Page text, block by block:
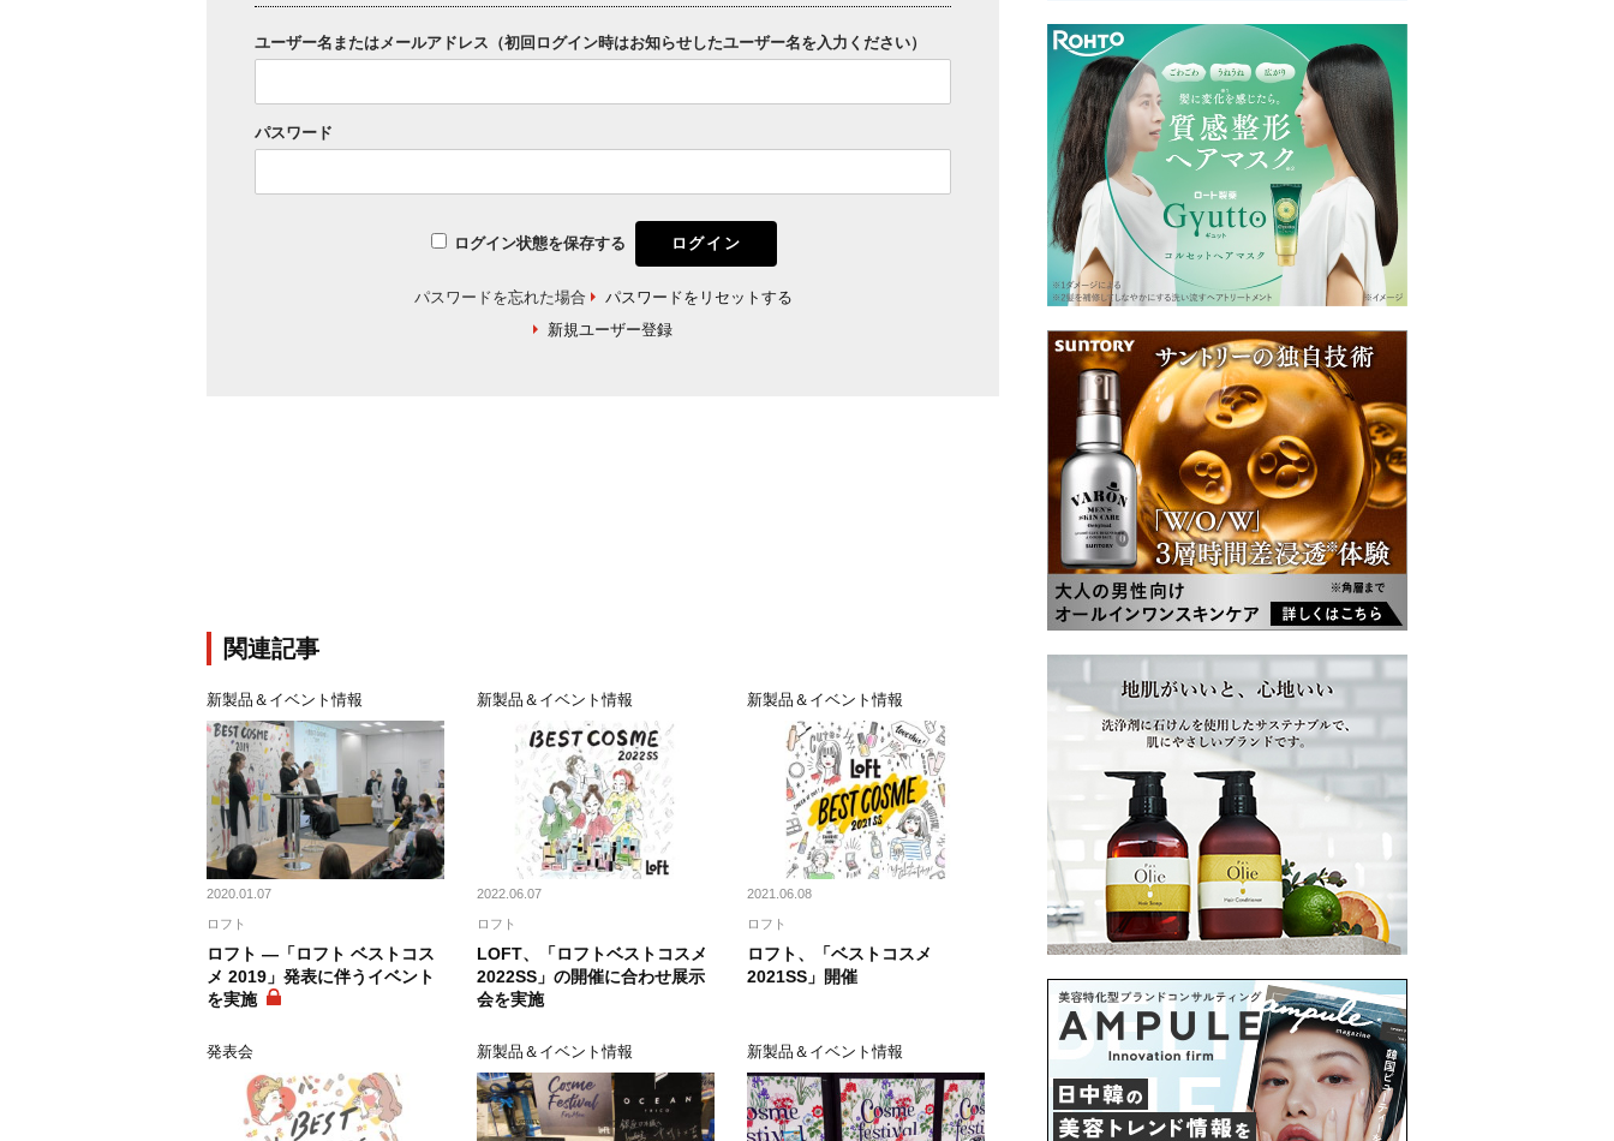
ユーザー名またはメールアドレス（初回ログイン時はお知らせしたユーザー名を入力ください）
パスワード
ログイン状態を保存する
パスワードを忘れた場合
パスワードをリセットする
新規ユーザー登録
関連記事
新製品＆イベント情報
2020.01.07
ロフト
ロフト ―「ロフト ベストコス
メ 2019」発表に伴うイベント
を実施
新製品＆イベント情報
2022.06.07
ロフト
LOFT、「ロフトベストコスメ
2022SS」の開催に合わせ展示
会を実施
新製品＆イベント情報
2021.06.08
ロフト
ロフト、「ベストコスメ
2021SS」開催
発表会 新製品＆イベント情報 新製品＆イベント情報